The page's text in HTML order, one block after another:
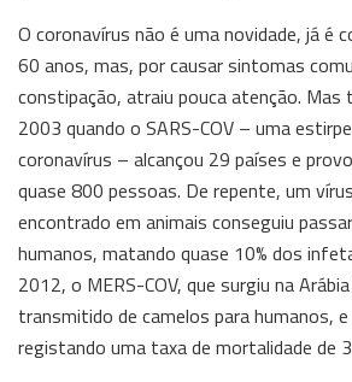
O coronavírus não é uma novidade, já é
60 anos, mas, por causar sintomas
constipação, atraiu pouca atenção. Mas
2003 quando o SARS-COV – uma
coronavírus – alcançou 29 países e
quase 800 pessoas. De repente, um
encontrado em animais conseguiu
humanos, matando quase 10% dos
2012, o MERS-COV, que surgiu na
transmitido de camelos para humanos,
registando uma taxa de mortalidade de